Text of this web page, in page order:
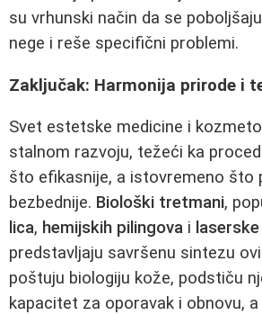
su vrhunski način da se
nege i reše specifični problemi.
Zaključak: Harmonija prirode i
Svet estetske medicine i
stalnom razvoju, težeći ka
što efikasnije, a istovremeno što
bezbednije. Biološki tretmani,
lica, hemijskih pilingova i
predstavljaju savršenu sintezu
poštuju biologiju kože, podstiču
kapacitet za oporavak i obnovu,